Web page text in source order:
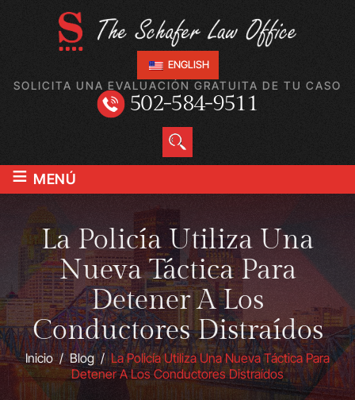
ENGLISH
SOLICITA UNA EVALUACIÓN GRATUITA DE TU CASO
502-584-9511
≡ MENÚ
La Policía Utiliza Una
Nueva Táctica Para
Detener A Los
Conductores Distraídos
Inicio/Blog/La Policía Utiliza Una Nueva Táctica Para
Detener A Los Conductores Distraídos